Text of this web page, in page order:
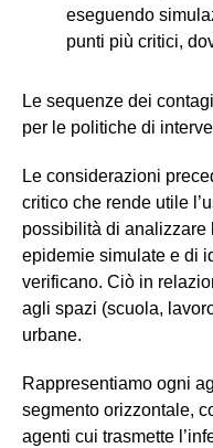
eseguendo
punti più critici,
Le sequenze dei
per le politiche di
Le considerazioni
critico che rende utile
possibilità di
epidemie simulate e di
verificano. Ciò in
agli spazi (scuola,
urbane.
Rappresentiamo ogni
segmento orizzontale,
agenti cui trasmette